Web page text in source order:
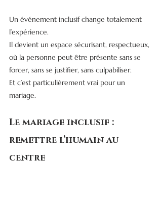
Un événement inclusif change totalement
l’expérience.
Il devient un espace sécurisant, respectueux,
où la personne peut être présente sans se
forcer, sans se justifier, sans culpabiliser.
Et c’est particulièrement vrai pour un
mariage.
Le mariage inclusif :
remettre l’humain au
centre